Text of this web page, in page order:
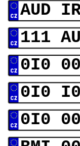
AUD
111
0I0
0I0
0I0